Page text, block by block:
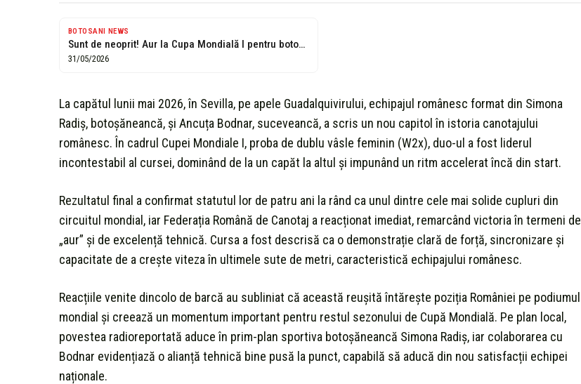
BOTOSANI NEWS
Sunt de neoprit! Aur la Cupa Mondială I pentru botoșăneanca Simona Radiș...
31/05/2026
La capătul lunii mai 2026, în Sevilla, pe apele Guadalquivirului, echipajul românesc format din Simona
Radiș, botoșăneancă, și Ancuța Bodnar, suceveancă, a scris un nou capitol în istoria canotajului
românesc. În cadrul Cupei Mondiale I, proba de dublu vâsle feminin (W2x), duo-ul a fost liderul
incontestabil al cursei, dominând de la un capăt la altul și impunând un ritm accelerat încă din start.
Rezultatul final a confirmat statutul lor de patru ani la rând ca unul dintre cele mai solide cupluri din
circuitul mondial, iar Federația Română de Canotaj a reacționat imediat, remarcând victoria în termeni de
„aur” și de excelență tehnică. Cursa a fost descrisă ca o demonstrație clară de forță, sincronizare și
capacitate de a crește viteza în ultimele sute de metri, caracteristică echipajului românesc.
Reacțiile venite dincolo de barcă au subliniat că această reușită întărește poziția României pe podiumul
mondial și creează un momentum important pentru restul sezonului de Cupă Mondială. Pe plan local,
povestea radioreportată aduce în prim-plan sportiva botoșăneancă Simona Radiș, iar colaborarea cu
Bodnar evidențiază o alianță tehnică bine pusă la punct, capabilă să aducă din nou satisfacții echipei
naționale.